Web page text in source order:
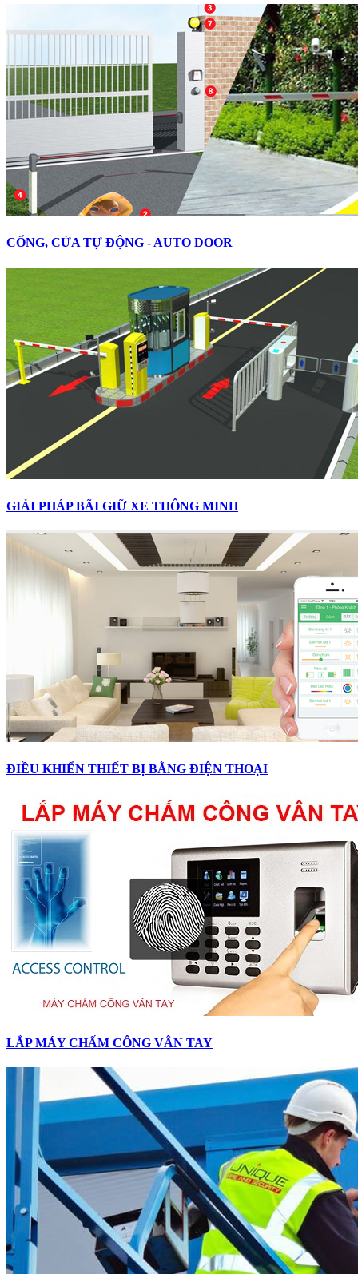
CỔNG, CỬA TỰ ĐỘNG - AUTO DOOR
GIẢI PHÁP BÃI GIỮ XE THÔNG MINH
ĐIỀU KHIỂN THIẾT BỊ BẰNG ĐIỆN THOẠI
LẮP MÁY CHẤM CÔNG VÂN TAY